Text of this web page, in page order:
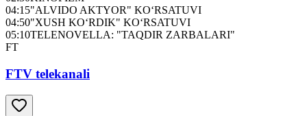
04:15"ALVIDO AKTYOR" KO‘RSATUVI
04:50"XUSH KO‘RDIK" KO‘RSATUVI
05:10TELENOVELLA: "TAQDIR ZARBALARI"
FT
FTV telekanali